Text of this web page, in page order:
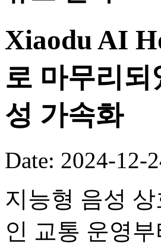
Xiaodu AI
로 마무리
성 가속화
Date: 2024-12-
지능형 음성
인 교통 운영